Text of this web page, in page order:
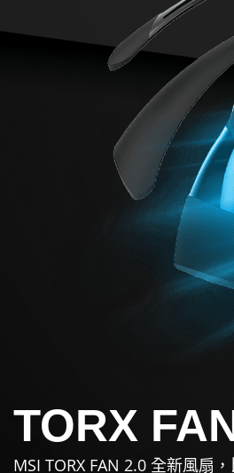
TORX
MSI TORX FAN 2.0 全新風扇